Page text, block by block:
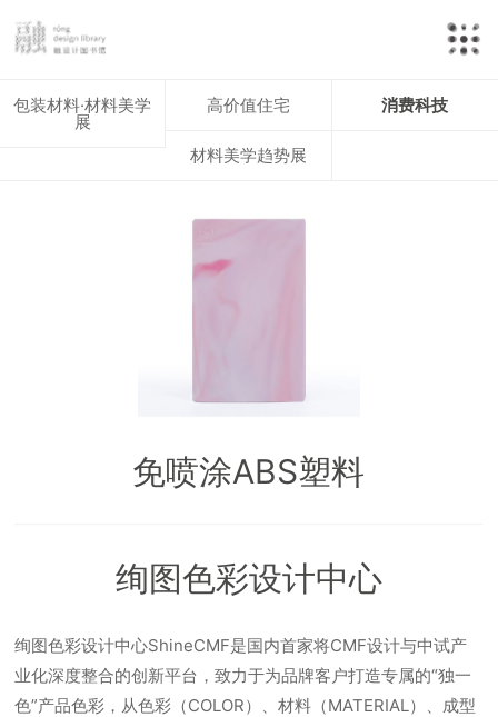
包装材料·材料美学
展
高价值住宅 消费科技
材料美学趋势展
免喷涂ABS塑料
绚图色彩设计中心
绚图色彩设计中心ShineCMF是国内首家将CMF设计与中试产
业化深度整合的创新平台，致力于为品牌客户打造专属的“独一
色”产品色彩，从色彩（COLOR）、材料（MATERIAL）、成型